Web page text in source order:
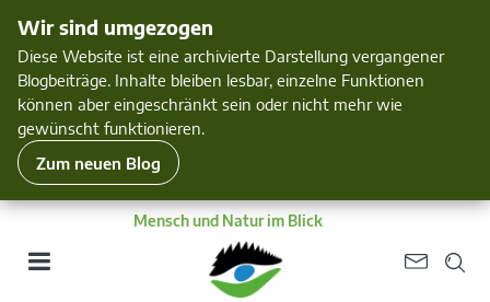
Wir sind umgezogen
Diese Website ist eine archivierte Darstellung vergangener
Blogbeiträge. Inhalte bleiben lesbar, einzelne Funktionen
können aber eingeschränkt sein oder nicht mehr wie
gewünscht funktionieren.
Zum neuen Blog
Mensch und Natur im Blick